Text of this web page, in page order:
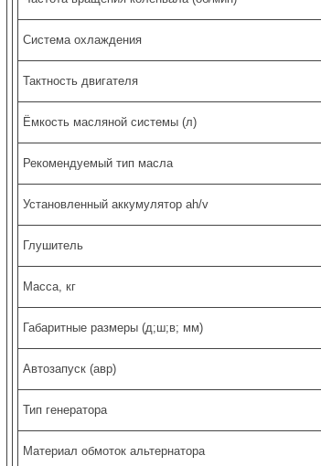
Система охлаждения
Тактность двигателя
Ёмкость масляной системы (л)
Рекомендуемый тип масла
Установленный аккумулятор ah/v
Глушитель
Масса, кг
Габаритные размеры (д;ш;в; мм)
Автозапуск (авр)
Тип генератора
Материал обмоток альтернатора